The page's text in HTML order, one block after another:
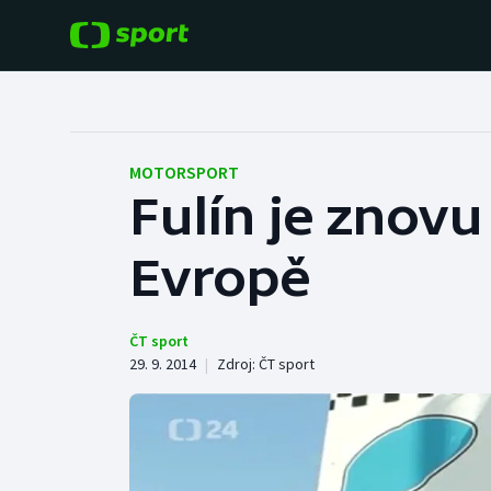
Hokej
Tenis
Cyklistika
Baseball a softbal
Boby a skeleton
Box
MOTORSPORT
Fulín je
Evropě
ČT sport
29. 9. 2014 | Zdroj: ČT sport